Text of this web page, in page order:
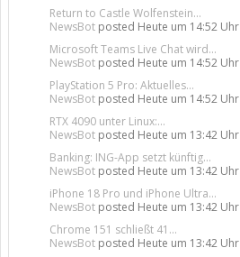
Return to Castle Wolfenstein...
NewsBot posted Heute um 14:52 Uhr
Microsoft Teams Live Chat wird...
NewsBot posted Heute um 14:52 Uhr
PlayStation 5 Pro: Aktuelles...
NewsBot posted Heute um 14:52 Uhr
RTX 4090 unter Linux:...
NewsBot posted Heute um 13:42 Uhr
Banking: ING-App setzt künftig...
NewsBot posted Heute um 13:42 Uhr
iPhone 18 Pro und iPhone Ultra...
NewsBot posted Heute um 13:42 Uhr
Chrome 151 schließt 41...
NewsBot posted Heute um 13:42 Uhr